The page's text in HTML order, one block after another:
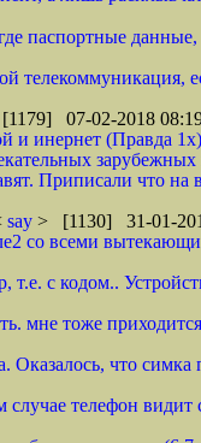
паспортные
07-02-2018
и инернет (Правда
Приписали что
say > [1130] 31-01-
со всеми
с кодом..
мне тоже
что
телефон